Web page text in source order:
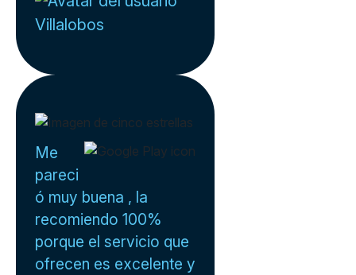
Villalobos
Me
pareci
ó muy buena , la
recomiendo 100%
porque el servicio que
ofrecen es excelente y